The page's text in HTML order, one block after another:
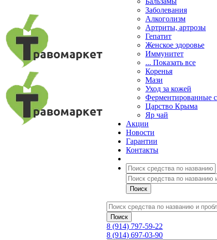
Заболевания
Алкоголизм
Артриты, артрозы
Гепатит
Женское здоровье
Иммунитет
... Показать все
Коренья
Мази
Уход за кожей
Ферментированные
Царство Крыма
Яр чай
Акции
Новости
Гарантии
Контакты
8 (914) 797-59-22
8 (914) 697-03-90